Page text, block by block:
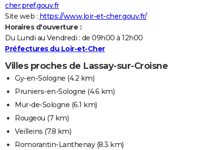
cher.pref.gouv.fr
Site web : https://www.loir-et-cher.gouv.fr/
Horaires d'ouverture :
Du Lundi au Vendredi : de 09h00 à 12h00
Préfectures du Loir-et-Cher
Villes proches de Lassay-sur-Croisne
Gy-en-Sologne (4.2 km)
Pruniers-en-Sologne (4.6 km)
Mur-de-Sologne (6.1 km)
Rougeou (7 km)
Veilleins (7.8 km)
Romorantin-Lanthenay(8.3 km)